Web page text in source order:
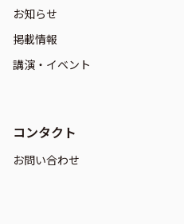
お知らせ
掲載情報
講演・イベント
コンタクト
お問い合わせ